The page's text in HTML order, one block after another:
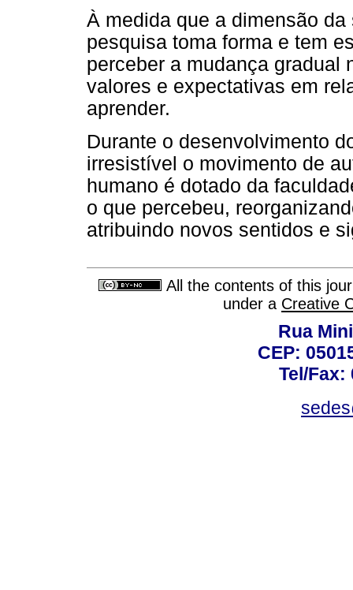
À medida que a dimensão
pesquisa toma forma e tem
perceber a mudança gradual
valores e expectativas em
aprender.
Durante o desenvolvimento
irresistível o movimento de
humano é dotado da
o que percebeu,
atribuindo novos sentidos e
All the contents of this
under a Creative
Rua
CEP:
Tel/Fax: